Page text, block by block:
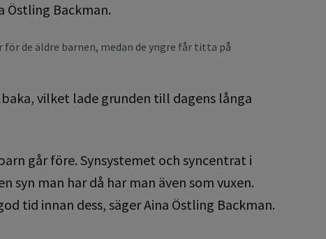
Östling Backman.
de äldre barnen, medan de yngre får titta på
vilket lade grunden till dagens långa
går före. Synsystemet och syncentrat i
syn man har då har man även som vuxen.
tid innan dess, säger Aina Östling Backman.